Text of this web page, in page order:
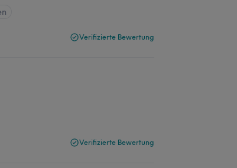
Verifizierte Bewertung
Verifizierte Bewertung